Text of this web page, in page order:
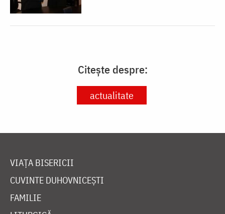
Citește despre:
actualitate
VIAȚA BISERICII
CUVINTE DUHOVNICEȘTI
FAMILIE